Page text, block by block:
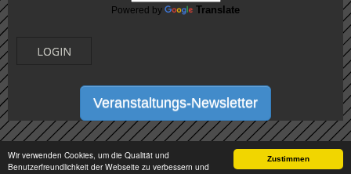
Zustimmen
Wir verwenden Cookies, um die Qualität und
Benutzerfreundlichkeit der Webseite zu verbessern und
Powered by Translate
LOGIN
Veranstaltungs-Newsletter